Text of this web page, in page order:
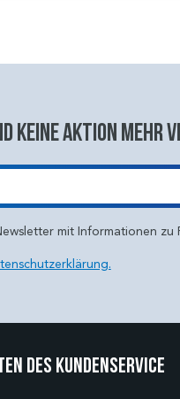
keine aktion mehr
mit Informationen
des Kundenservice